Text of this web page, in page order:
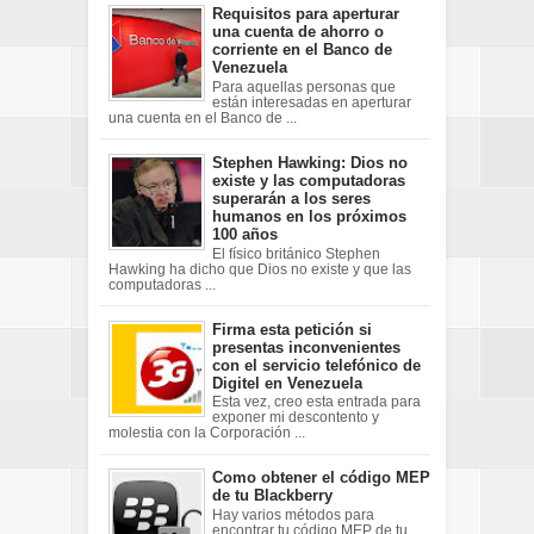
Requisitos para aperturar
una cuenta de ahorro o
corriente en el Banco de
Venezuela
Para aquellas personas que
están interesadas en aperturar
una cuenta en el Banco de ...
Stephen Hawking: Dios no
existe y las computadoras
superarán a los seres
humanos en los próximos
100 años
El físico británico Stephen
Hawking ha dicho que Dios no existe y que las
computadoras ...
Firma esta petición si
presentas inconvenientes
con el servicio telefónico de
Digitel en Venezuela
Esta vez, creo esta entrada para
exponer mi descontento y
molestia con la Corporación ...
Como obtener el código MEP
de tu Blackberry
Hay varios métodos para
encontrar tu código MEP de tu